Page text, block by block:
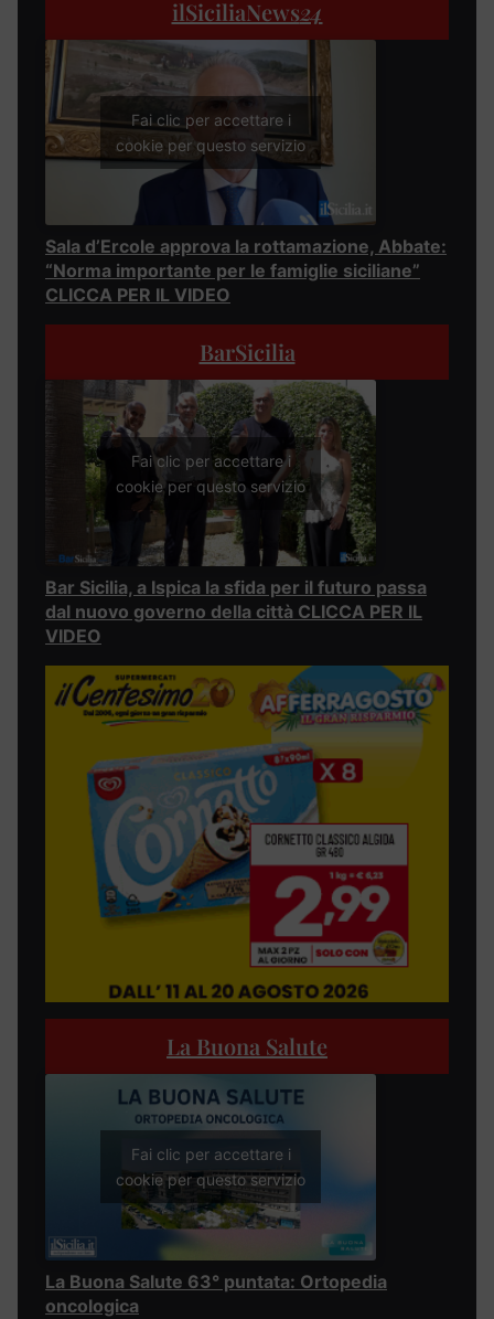
ilSiciliaNews24
Fai clic per accettare i
cookie per questo servizio
Sala d’Ercole approva la rottamazione, Abbate:
“Norma importante per le famiglie siciliane”
CLICCA PER IL VIDEO
BarSicilia
Fai clic per accettare i
cookie per questo servizio
Bar Sicilia, a Ispica la sfida per il futuro passa
dal nuovo governo della città CLICCA PER IL
VIDEO
La Buona Salute
Fai clic per accettare i
cookie per questo servizio
La Buona Salute 63° puntata: Ortopedia
oncologica